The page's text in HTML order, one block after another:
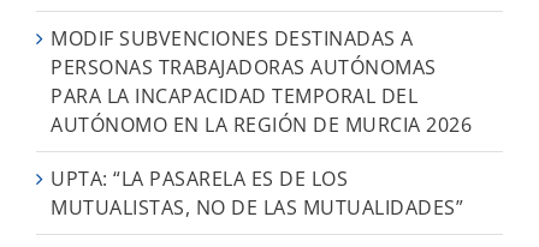
MODIF SUBVENCIONES DESTINADAS A
PERSONAS TRABAJADORAS AUTÓNOMAS
PARA LA INCAPACIDAD TEMPORAL DEL
AUTÓNOMO EN LA REGIÓN DE MURCIA 2026
UPTA: “LA PASARELA ES DE LOS
MUTUALISTAS, NO DE LAS MUTUALIDADES”